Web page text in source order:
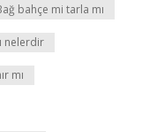
bahçe mi tarla mı
nelerdir
mı